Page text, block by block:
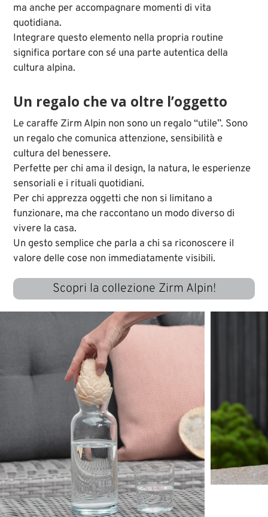
ma anche per accompagnare momenti di vita
quotidiana.
Integrare questo elemento nella propria routine
significa portare con sé una parte autentica della
cultura alpina.
Un regalo che va oltre l’oggetto
Le caraffe Zirm Alpin non sono un regalo “utile”. Sono
un regalo che comunica attenzione, sensibilità e
cultura del benessere.
Perfette per chi ama il design, la natura, le esperienze
sensoriali e i rituali quotidiani.
Per chi apprezza oggetti che non si limitano a
funzionare, ma che raccontano un modo diverso di
vivere la casa.
Un gesto semplice che parla a chi sa riconoscere il
valore delle cose non immediatamente visibili.
Scopri la collezione Zirm Alpin!